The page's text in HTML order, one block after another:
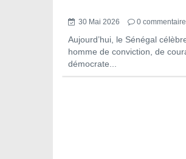
30 Mai 2026 0
Aujourd’hui, le Sénégal
homme de conviction, de
démocrate...